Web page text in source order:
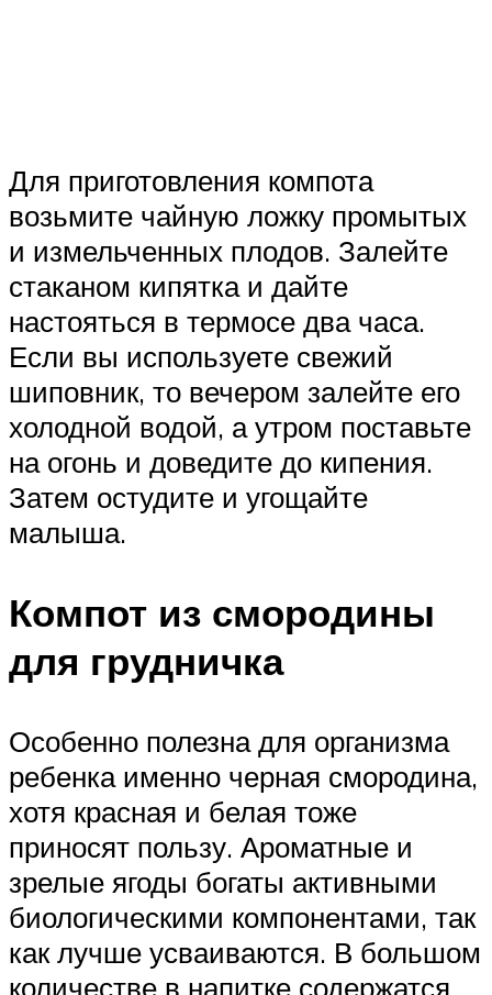
Для приготовления компота
возьмите чайную ложку промытых
и измельченных плодов. Залейте
стаканом кипятка и дайте
настояться в термосе два часа.
Если вы используете свежий
шиповник, то вечером залейте его
холодной водой, а утром поставьте
на огонь и доведите до кипения.
Затем остудите и угощайте
малыша.
Компот из смородины
для грудничка
Особенно полезна для организма
ребенка именно черная смородина,
хотя красная и белая тоже
приносят пользу. Ароматные и
зрелые ягоды богаты активными
биологическими компонентами, так
как лучше усваиваются. В большом
количестве в напитке содержатся